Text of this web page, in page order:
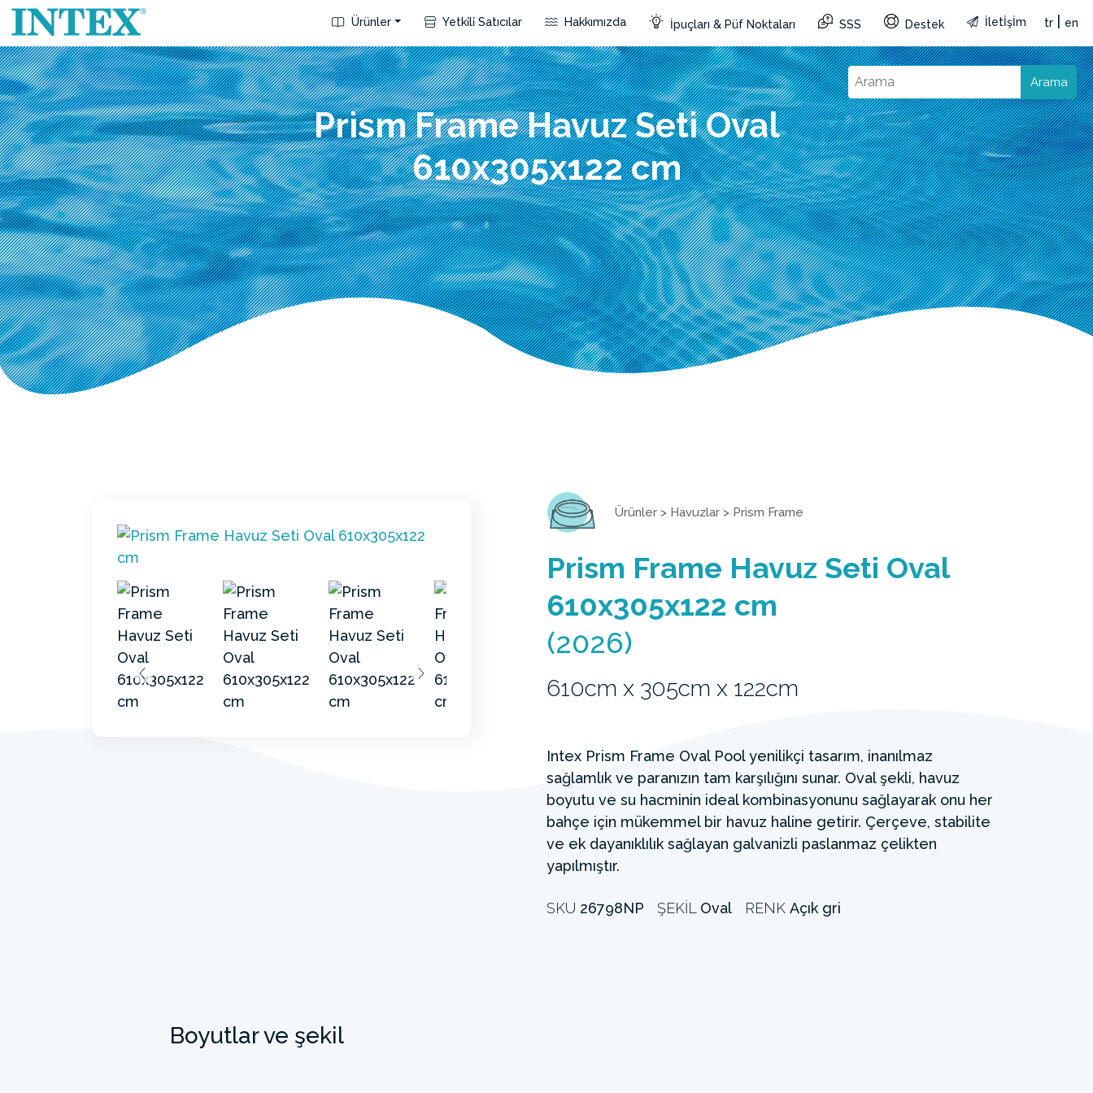
Ürünler Yetki̇li̇ Satıcılar Hakkımızda İpuçları & Püf Noktaları SSS Destek İletİşİm tr en
Arama
Prism Frame Havuz Seti Oval
610x305x122 cm
Ürünler > Havuzlar > Prism Frame
Prism Frame Havuz Seti Oval
610x305x122 cm
(2026)
610cm x 305cm x 122cm
Intex Prism Frame Oval Pool yenilikçi tasarım, inanılmaz
sağlamlık ve paranızın tam karşılığını sunar. Oval şekli, havuz
boyutu ve su hacminin ideal kombinasyonunu sağlayarak onu her
bahçe için mükemmel bir havuz haline getirir. Çerçeve, stabilite
ve ek dayanıklılık sağlayan galvanizli paslanmaz çelikten
yapılmıştır.
SKU 26798NP ŞEKIL Oval RENK Açık gri
Boyutlar ve şekil